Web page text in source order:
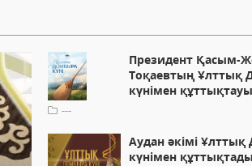
Президент Қасым-
Тоқаевтың Ұлттық
күнімен құттықтауы
---
Аудан әкімі
күнімен құттықтады